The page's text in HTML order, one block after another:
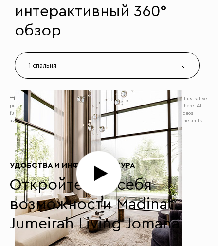
интерактивный 360°
обзор
1 спальня
**Disclaimer:The interior and exterior finishes displayed in this tool\are for illustrative
purposes only. The actual finishes may vary significantly from what is shown here. All
furniture used is also for illustration only. Refer to the project’s photos and videos
available on our website for a more realistic representation of the finishes of the units.
УДОБСТВА И ИНФРАСТРУКТУРА
Откройте для себя
возможности Madinat
Jumeirah Living Jomana